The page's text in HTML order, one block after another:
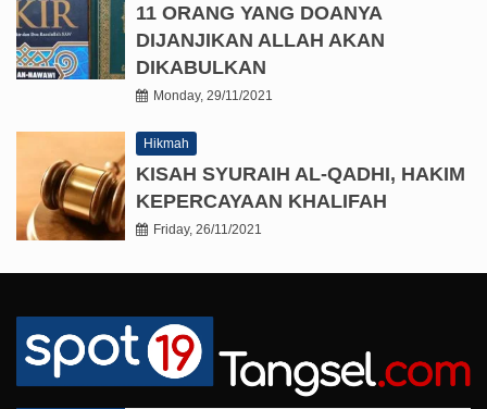
11 ORANG YANG DOANYA
DIJANJIKAN ALLAH AKAN
DIKABULKAN
Monday, 29/11/2021
Hikmah
KISAH SYURAIH AL-QADHI, HAKIM
KEPERCAYAAN KHALIFAH
Friday, 26/11/2021